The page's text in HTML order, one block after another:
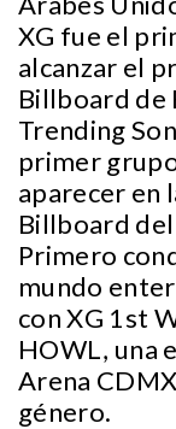
XG fue el
alcanzar el
Billboard de
Trending
primer
aparecer en
Billboard
Primero
mundo
con XG 1st
HOWL, una
Arena
género.